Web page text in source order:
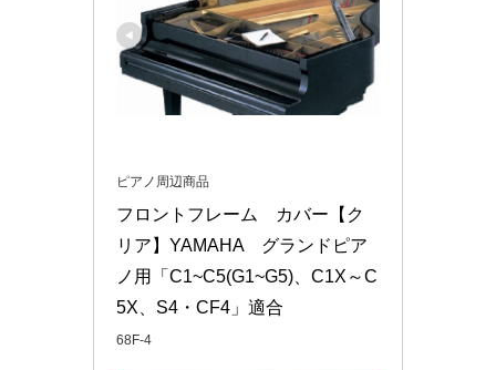
ピアノ周辺商品
フロントフレーム　カバー【ク
リア】YAMAHA　グランドピア
ノ用「C1~C5(G1~G5)、C1X～C
5X、S4・CF4」適合
68F-4